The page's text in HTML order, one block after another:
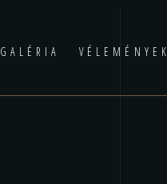
GALÉRIA VÉLEMÉNYEK